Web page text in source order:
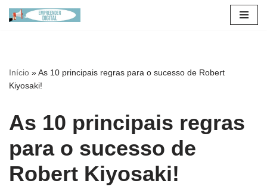
conteúdo
Início »As 10 principais regras para o sucesso de Robert
Kiyosaki!
As 10 principais regras
para o sucesso de
Robert Kiyosaki!